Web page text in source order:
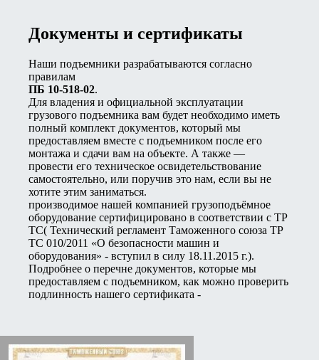
Документы и сертификаты
Наши подъемники разрабатываются согласно
правилам
ПБ 10-518-02.
Для владения и официальной эксплуатации
грузового подъемника вам будет необходимо иметь
полный комплект документов, который мы
предоставляем вместе с подъемником после его
монтажа и сдачи вам на объекте. А также —
провести его техническое освидетельствование
самостоятельно, или поручив это нам, если вы не
хотите этим заниматься.
производимое нашей компанией грузоподъёмное
оборудование сертифицировано в соответствии с ТР
ТС( Технический регламент Таможенного союза ТР
ТС 010/2011 «О безопасности машин и
оборудования» - вступил в силу 18.11.2015 г.).
Подробнее о перечне документов, которые мы
предоставляем с подъемником, как можно проверить
подлинность нашего сертификата -